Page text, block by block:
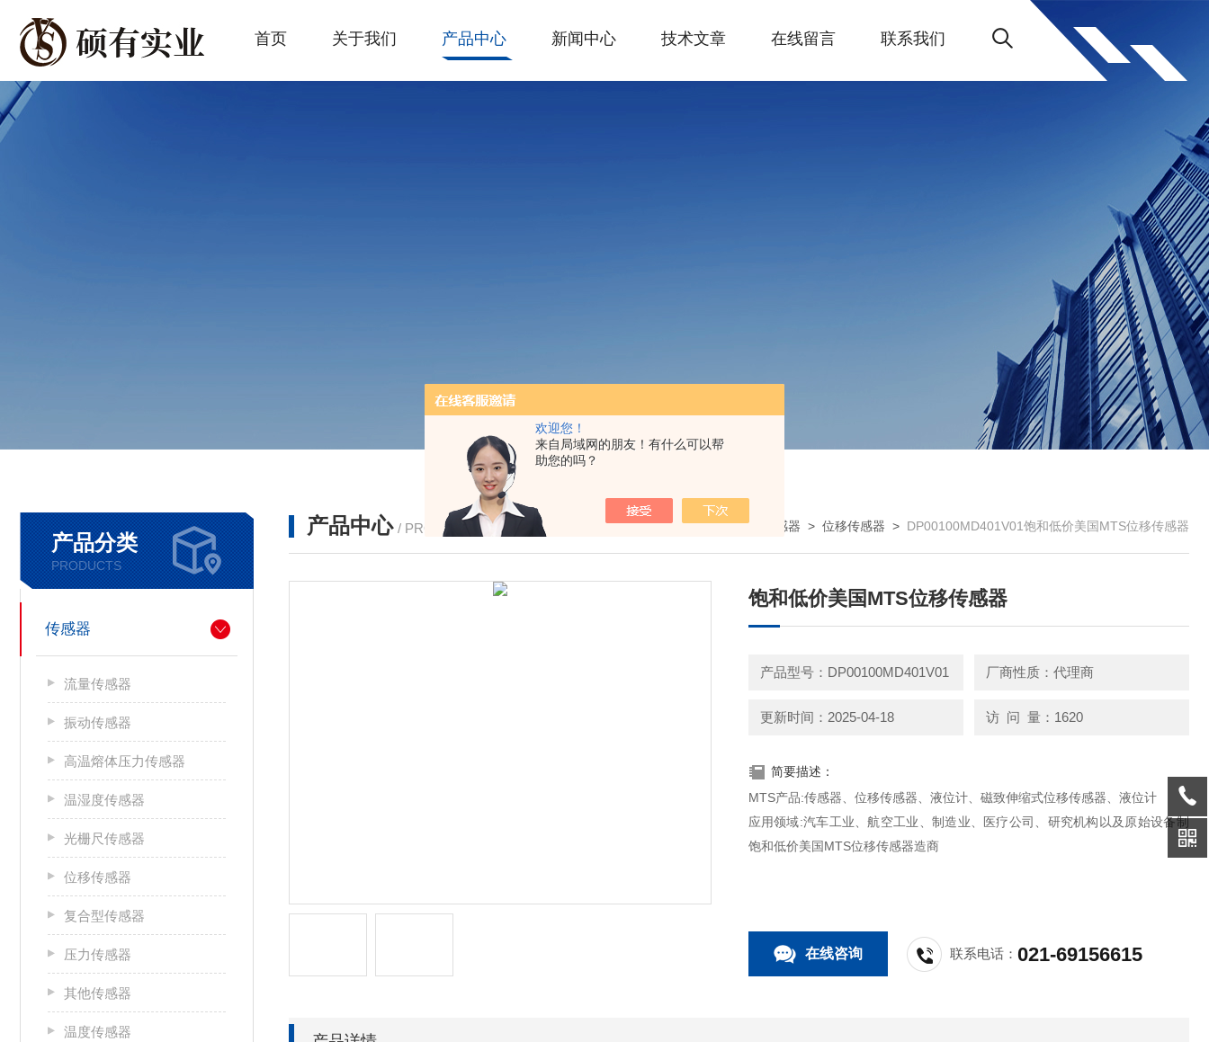
欢迎您！
来自局域网的朋友！有什么可以帮
助您的吗？
首页 关于我们 产品中心 新闻中心 技术文章 在线留言 联系我们
产品分类
PRODUCTS
传感器
流量传感器
振动传感器
高温熔体压力传感器
温湿度传感器
光栅尺传感器
位移传感器
复合型传感器
压力传感器
其他传感器
温度传感器
产品中心 / PRODUCTS 我的位置：首页>产品中心> 传感器 > 位移传感器 > DP00100MD401V01饱和低价美国MTS位移传感器
饱和低价美国MTS位移传感器
产品型号：DP00100MD401V01 厂商性质：代理商
更新时间：2025-04-18 访 问 量：1620
简要描述：
MTS产品:传感器、位移传感器、液位计、磁致伸缩式位移传感器、液位计
应用领域:汽车工业、航空工业、制造业、医疗公司、研究机构以及原始设备制
饱和低价美国MTS位移传感器造商
在线咨询 联系电话：021-69156615